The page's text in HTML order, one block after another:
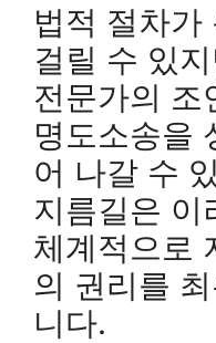
법적 절차가
걸릴 수 있
전문가의 조
명도소송을
어 나갈 수
지름길은 이
체계적으로
의 권리를
니다.